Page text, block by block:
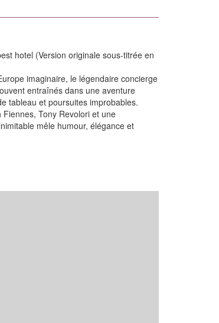
hotel (Version originale sous-titrée en
imaginaire, le légendaire concierge
entraînés dans une aventure
tableau et poursuites improbables.
Tony Revolori et une
mêle humour, élégance et